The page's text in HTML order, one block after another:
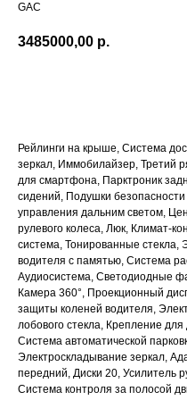
GAC
3485000,00 р.
Рейлинги на крыше, Система
зеркал, Иммобилайзер, Третий
для смартфона, Парктроник
сидений, Подушки
управления дальним светом,
рулевого колеса, Люк, Климат-
система, Тонированные стекла,
водителя с памятью, Система
Аудиосистема, Светодиодные
Камера 360°, Проекционный
защиты коленей водителя,
лобового стекла, Крепление для
Система автоматической
Электроскладывание зеркал,
передний, Диски 20, Усилитель
Система контроля за полосой